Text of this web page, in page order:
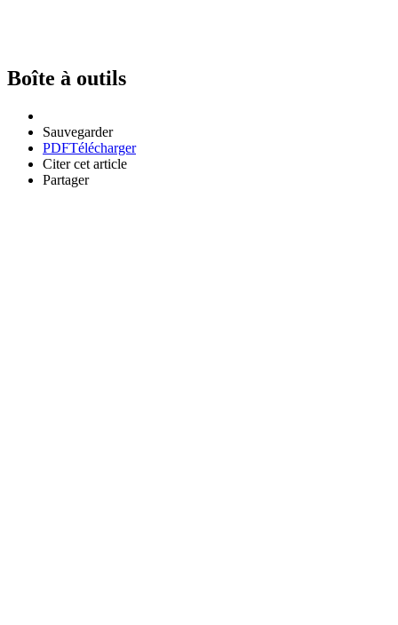
Boîte à outils
Sauvegarder
PDFTélécharger
Citer cet article
Partager